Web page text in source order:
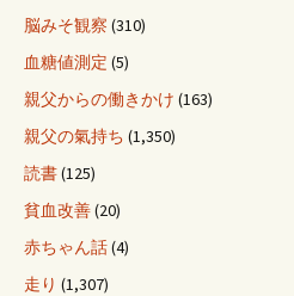
脳みそ観察 (310)
血糖値測定 (5)
親父からの働きかけ (163)
親父の氣持ち (1,350)
読書(125)
貧血改善(20)
赤ちゃん話(4)
走り (1,307)